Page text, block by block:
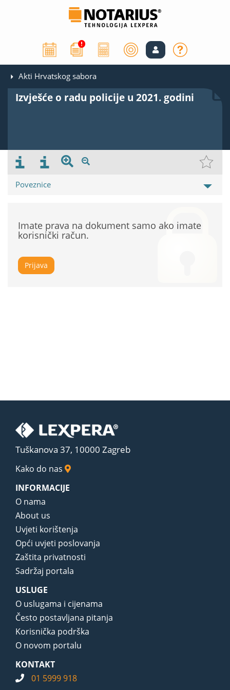
Akti Hrvatskog sabora
Izvješće o radu policije u 2021. godini
Poveznice
Imate prava na dokument samo ako imate
korisnički račun.
Prijava
Tuškanova 37, 10000 Zagreb
Kako do nas
INFORMACIJE
O nama
About us
Uvjeti korištenja
Opći uvjeti poslovanja
Zaštita privatnosti
Sadržaj portala
USLUGE
O uslugama i cijenama
Često postavljana pitanja
Korisnička podrška
O novom portalu
KONTAKT
01 5999 918